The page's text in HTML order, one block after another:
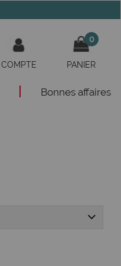
COMPTE
0
PANIER
Bonnes affaires